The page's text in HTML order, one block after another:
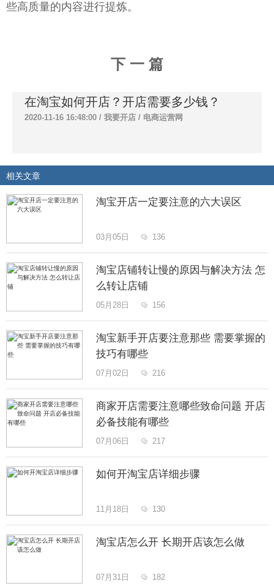
些高质量的内容进行提炼。
下 一 篇
在淘宝如何开店？开店需要多少钱？
2020-11-16 16:48:00 / 我要开店 / 电商运营网
相关文章
淘宝开店一定要注意的六大误区
03月05日  136
淘宝店铺转让慢的原因与解决方法 怎
么转让店铺
05月28日  156
淘宝新手开店要注意那些 需要掌握的
技巧有哪些
07月02日  216
商家开店需要注意哪些致命问题 开店
必备技能有哪些
07月06日  217
如何开淘宝店详细步骤
11月18日  130
淘宝店怎么开 长期开店该怎么做
07月31日  182